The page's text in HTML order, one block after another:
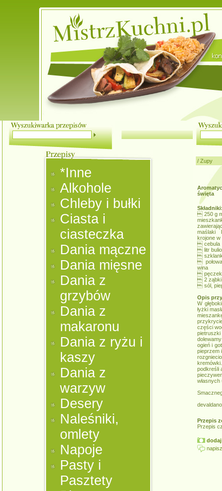
*Inne
Alkohole
Chleby i bułki
Ciasta i
ciasteczka
Dania mączne
Dania mięsne
Dania z
grzybów
Dania z
makaronu
Dania z ryżu i
kaszy
Dania z
warzyw
Desery
Naleśniki,
omlety
Napoje
Pasty i
Pasztety
/ Zupy
święta
 250 g
maślaki
krojone w
 cebula
 litr


wina
 pęczek
 2 ząbki
 sól,
Opis
W
łyżki
części
ogień i
pieprzem
podkreśli
Przepis
Przepis